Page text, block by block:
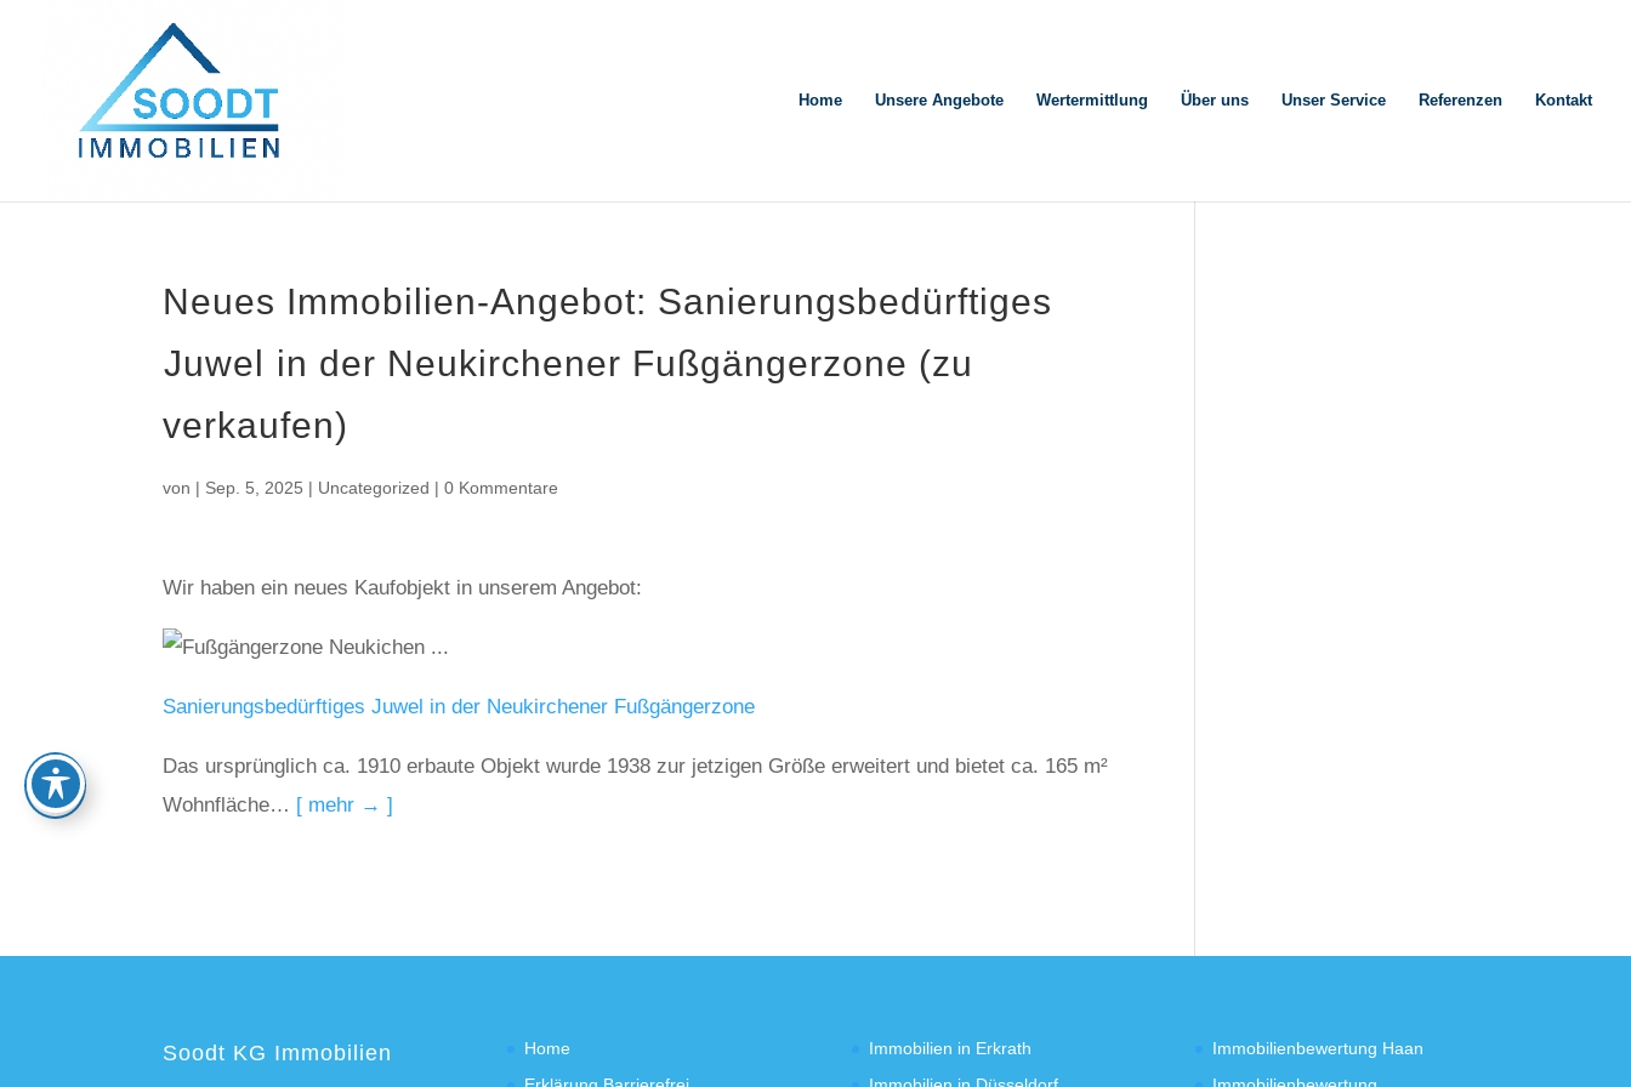
Home Unsere Angebote Wertermittlung Über uns Unser Service Referenzen Kontakt
Neues Immobilien-Angebot: Sanierungsbedürftiges
Juwel in der Neukirchener Fußgängerzone (zu
verkaufen)
von | Sep. 5, 2025 | Uncategorized |0 Kommentare
Wir haben ein neues Kaufobjekt in unserem Angebot:
Sanierungsbedürftiges Juwel in der Neukirchener Fußgängerzone
Das ursprünglich ca. 1910 erbaute Objekt wurde 1938 zur jetzigen Größe erweitert und bietet ca. 165 m²
Wohnfläche… [ mehr → ]
Soodt KG Immobilien
Home
Immobilien in Erkrath
Immobilienbewertung Haan